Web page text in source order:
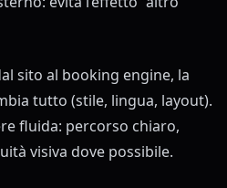
sito al booking engine, la
tutto (stile, lingua, layout).
fluida: percorso chiaro,
visiva dove possibile.